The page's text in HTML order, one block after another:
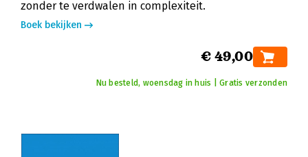
zonder te verdwalen in complexiteit.
Boek bekijken
€ 49,00
Nu besteld, woensdag in huis | Gratis verzonden